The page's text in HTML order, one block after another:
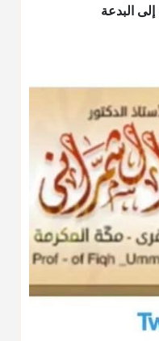
البدعة